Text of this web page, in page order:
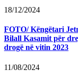
18/12/2024
FOTO/ Këngëtari
Bilall Kasamit për
drogë në vitin 2023
11/08/2024